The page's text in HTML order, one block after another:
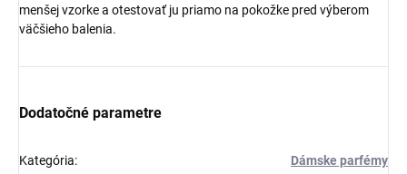
menšej vzorke a otestovať ju priamo na pokožke pred výberom
väčšieho balenia.
Dodatočné parametre
Kategória: Dámske parfémy